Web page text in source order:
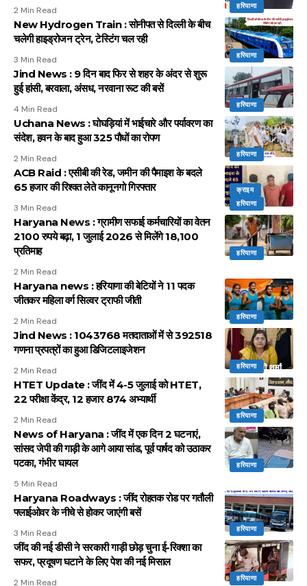
हरियाणा
2 Min Read
हरियाणा
New Hydrogen Train : सोनीपत से दिल्ली के बीच
चलेगी हाइड्रोजन ट्रेन, टेस्टिंग चल रही
3 Min Read
हरियाणा
Jind News : 9 दिन बाद फिर से शहर के अंदर से शुरू
हुई हांसी, बरवाला, अंसध, नरवाना रूट की बसें
4 Min Read
हरियाणा
Uchana News : घोघड़ियां में भाईचारे और पर्यावरण का
संदेश, हवन के बाद हुआ 325 पौधों का रोपण
2 Min Read
क्राइम
हरियाणा
ACB Raid : एसीबी की रेड, जमीन की पैमाइश के बदले
65 हजार की रिश्वत लेते कानूनगो गिरफ्तार
3 Min Read
हरियाणा
Haryana News : ग्रामीण सफाई कर्मचारियों का वेतन
2100 रुपये बढ़ा, 1 जुलाई 2026 से मिलेंगे 18,100
प्रतिमाह
2 Min Read
हरियाणा
Haryana news : हरियाणा की बेटियों ने 11 पदक
जीतकर महिला वर्ग सिल्वर ट्राफी जीती
2 Min Read
हरियाणा
Jind News : 1043768 मतदाताओं में से 392518
गणना प्रपत्रों का हुआ डिजिटलाइजेशन
2 Min Read
हरियाणा
HTET Update : जींद में 4-5 जुलाई को HTET,
22 परीक्षा केंद्र, 12 हजार 874 अभ्यार्थी
2 Min Read
हरियाणा
News of Haryana : जींद में एक दिन 2 घटनाएं,
सांसद जेपी की गाड़ी के आगे आया सांड, पूर्व पार्षद को उठाकर
पटका, गंभीर घायल
5 Min Read
हरियाणा
Haryana Roadways : जींद रोहतक रोड पर गतौली
फ्लाईओवर के नीचे से होकर जाएंगी बसें
3 Min Read
हरियाणा
जींद की नई डीसी ने सरकारी गाड़ी छोड़ चुना ई-रिक्शा का
सफर, प्रदूषण घटाने के लिए पेश की नई मिसाल
2 Min Read